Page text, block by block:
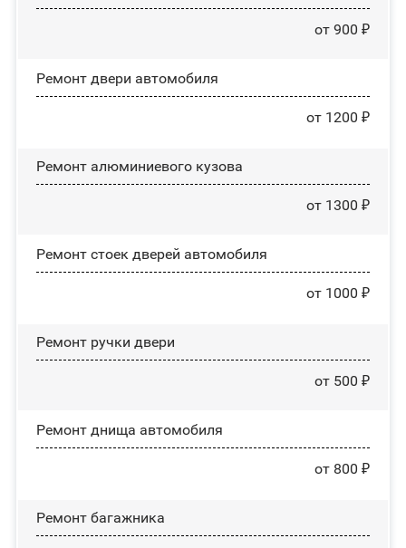
от 900 ₽
Ремонт двери автомобиля
от 1200 ₽
Ремонт алюминиевого кузова
от 1300 ₽
Ремонт стоек дверей автомобиля
от 1000 ₽
Ремонт ручки двери
от 500 ₽
Ремонт днища автомобиля
от 800 ₽
Ремонт багажника